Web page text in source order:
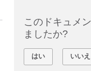
このドキュメ
ましたか?
はい いいえ